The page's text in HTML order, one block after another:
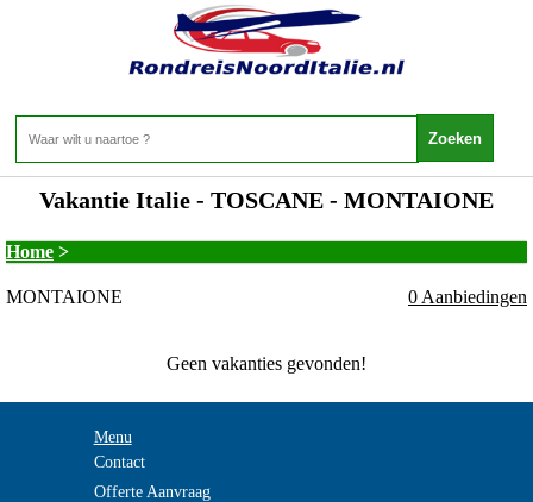
Vakantie Italie - TOSCANE - MONTAIONE
Home >
MONTAIONE 0 Aanbiedingen
Geen vakanties gevonden!
Menu
Contact
Offerte Aanvraag